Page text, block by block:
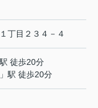
１丁目２３４－４
駅 徒歩20分
」駅 徒歩20分